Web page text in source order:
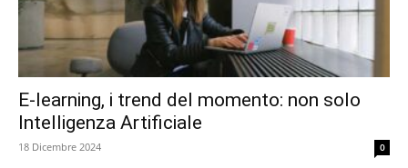
E-learning, i trend del momento: non solo
Intelligenza Artificiale
18 Dicembre 2024 0